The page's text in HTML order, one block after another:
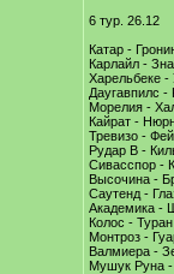
6 тур. 26.12
Катар -
Карлайл -
Харельбеке -
Даугавпилс
Морелия -
Кайрат -
Тревизо -
Рудар В -
Сивасспор -
Высочина -
Саутенд -
Академика -
Колос -
Монтроз -
Валмиера -
Мушук Руна -